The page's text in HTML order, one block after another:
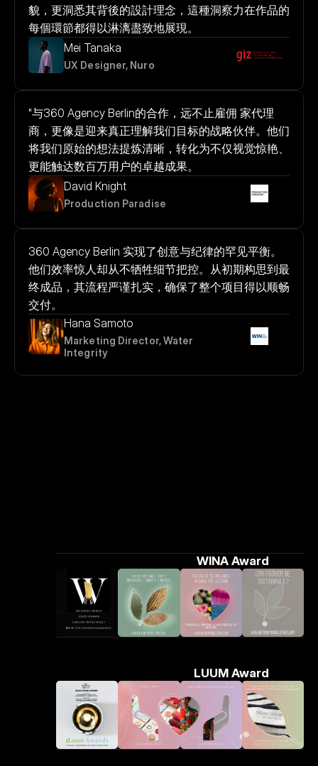
貌，更洞悉其背後的設計理念，這種洞察力在作品的
每個環節都得以淋漓盡致地展現。
Mei Tanaka
UX Designer, Nuro
"与360 Agency Berlin的合作，远不止雇佣 家代理
商，更像是迎来真正理解我们目标的战略伙伴。他们
将我们原始的想法提炼清晰，转化为不仅视觉惊艳、
更能触达数百万用户的卓越成果。
David Knight
Production Paradise
360 Agency Berlin 实现了创意与纪律的罕见平衡。
他们效率惊人却从不牺牲细节把控。从初期构思到最
终成品，其流程严谨扎实，确保了整个项目得以顺畅
交付。
Hana Samoto
Marketing Director, Water
Integrity
WINA Award
LUUM Award